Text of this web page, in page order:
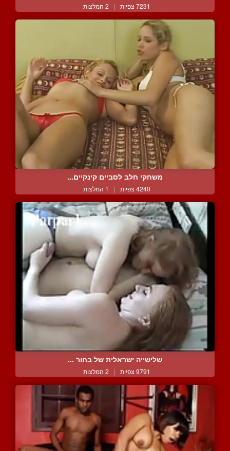
7231 צפיות | 2 המלצות
משחקי חלב לסביים קינקיים...
4240 צפיות | 1 המלצות
שלישייה ישראלית של בחור ...
9791 צפיות | 2 המלצות